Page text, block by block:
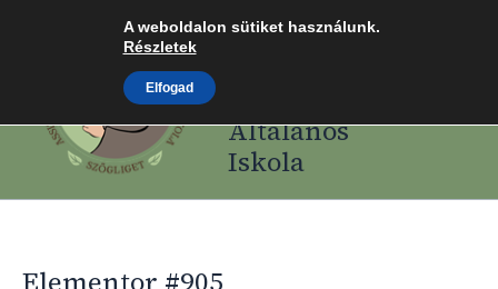
Assisi Szent
Általános
Iskola
Elementor #905
A weboldalon sütiket használunk.
Részletek
Elfogad